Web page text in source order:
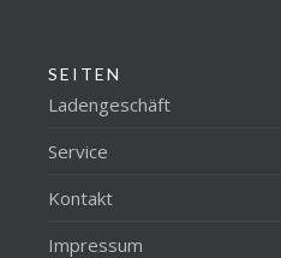
SEITEN
Ladengeschäft
Service
Kontakt
Impressum